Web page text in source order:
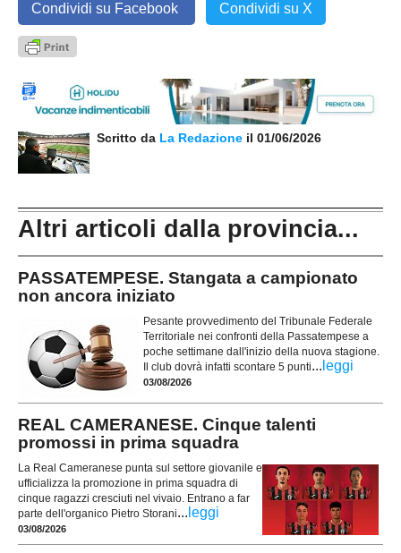
Condividi su Facebook Condividi su X
Scritto da La Redazione il 01/06/2026
Altri articoli dalla provincia...
PASSATEMPESE. Stangata a campionato
non ancora iniziato
Pesante provvedimento del Tribunale Federale
Territoriale nei confronti della Passatempese a
poche settimane dall'inizio della nuova stagione.
Il club dovrà infatti scontare 5 punti... leggi
03/08/2026
REAL CAMERANESE. Cinque talenti
promossi in prima squadra
La Real Cameranese punta sul settore giovanile e
ufficializza la promozione in prima squadra di
cinque ragazzi cresciuti nel vivaio. Entrano a far
parte dell'organico Pietro Storani... leggi
03/08/2026